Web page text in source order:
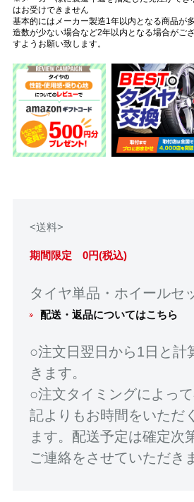
はお受けできません
基本的にはメーカー製造1年以内となる商品が
造数が少ない場合など2年以内となる場合がご
すようお願い致します。
<送料>
期間限定 0円(税込)
タイヤ単品・ホイールセ
配送・返品についてはこちら
○注文日翌日から1日と計
きます。
○注文タイミングによっ
記よりもお時間をいただ
ます。配送予定は確定次
ご連絡をさせていただき